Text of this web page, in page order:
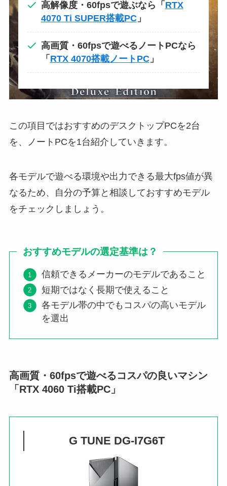
高解像度・60fpsで遊ぶなら「 RTX
4070 Ti SUPER搭載PC」
高画質・60fpsで遊べるノートPCなら
「 RTX 4070搭載ノートPC」
この項目ではおすすめのデスクトップPCを2台
を、ノートPCを1台紹介していきます。
各モデルで遊べる環境や出力できる最大fps値が異
なるため、自分の予算と相談しておすすめモデル
をチェックしましょう。
おすすめモデルの選定基準は？
信頼できるメーカーのモデルであること
短期ではなく長期で使えること
各モデル帯の中でもコスパの高いモデル
を選出
高画質・60fpsで遊べるコスパの良いマシン
「RTX 4060 Ti搭載PC」
G TUNE DG-I7G6T